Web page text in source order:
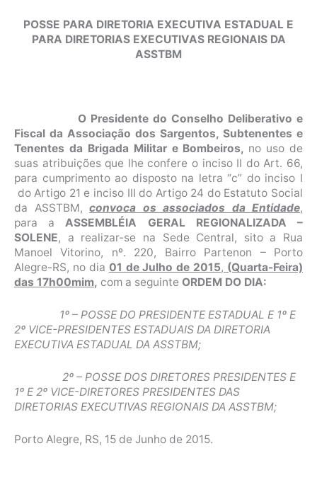
POSSE PARA DIRETORIA EXECUTIVA ESTADUAL E
PARA DIRETORIAS EXECUTIVAS REGIONAIS DA
ASSTBM
O Presidente do Conselho Deliberativo e
Fiscal da Associação dos Sargentos, Subtenentes e
Tenentes da Brigada Militar e Bombeiros, no uso de
suas atribuições que lhe confere o inciso II do Art. 66,
para cumprimento ao disposto na letra “c” do inciso I
do Artigo 21 e inciso III do Artigo 24 do Estatuto Social
da ASSTBM, convoca os associados da Entidade,
para aASSEMBLÉIA GERAL REGIONALIZADA –
SOLENE, a realizar-se na Sede Central, sito a Rua
Manoel Vitorino, nº. 220, Bairro Partenon – Porto
Alegre-RS, no dia 01 de Julho de 2015, (Quarta-Feira)
das 17h00mim, com a seguinte ORDEM DO DIA:
1º – POSSE DO PRESIDENTE ESTADUAL E 1º E
2º VICE-PRESIDENTES ESTADUAIS DA DIRETORIA
EXECUTIVA ESTADUAL DA ASSTBM;
2º – POSSE DOS DIRETORES PRESIDENTES E
1º E 2º VICE-DIRETORES PRESIDENTES DAS
DIRETORIAS EXECUTIVAS REGIONAIS DA ASSTBM;
Porto Alegre, RS, 15 de Junho de 2015.